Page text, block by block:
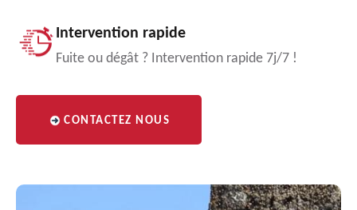
Intervention rapide
Fuite ou dégât ? Intervention rapide 7j/7 !
CONTACTEZ NOUS